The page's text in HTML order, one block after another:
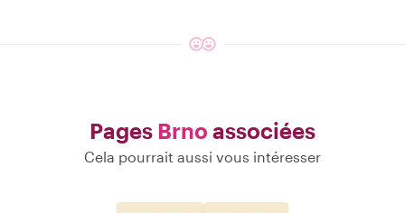
Pages Brno associées
Cela pourrait aussi vous intéresser